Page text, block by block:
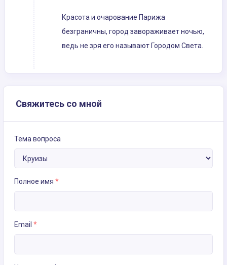
Красота и очарование Парижа
безграничны, город завораживает ночью,
ведь не зря его называют Городом Света.
Свяжитесь со мной
Тема вопроса
Полное имя *
Email *